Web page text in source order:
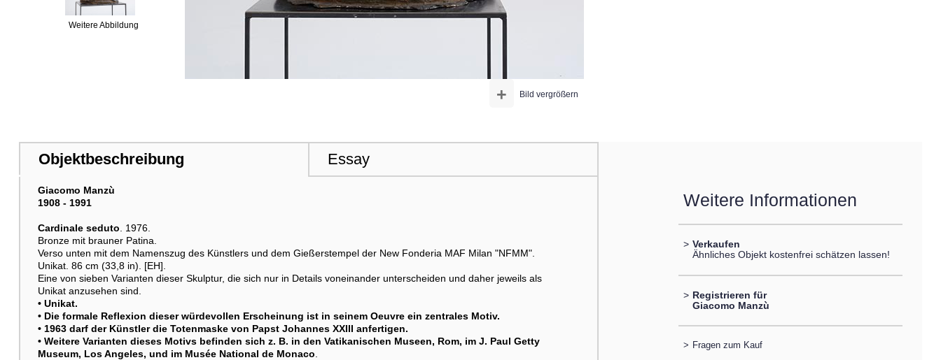
Weitere Abbildung
Bild vergrößern
+
Objektbeschreibung Essay
Giacomo Manzù
1908 - 1991
Cardinale seduto . 1976.
Bronze mit brauner Patina.
Verso unten mit dem Namenszug des Künstlers und dem Gießerstempel der New Fonderia MAF Milan "NFMM".
Unikat. 86 cm (33,8 in). [EH].
Eine von sieben Varianten dieser Skulptur, die sich nur in Details voneinander unterscheiden und daher jeweils als
Unikat anzusehen sind.
• Unikat.
• Die formale Reflexion dieser würdevollen Erscheinung ist in seinem Oeuvre ein zentrales Motiv.
• 1963 darf der Künstler die Totenmaske von Papst Johannes XXIII anfertigen.
• Weitere Varianten dieses Motivs befinden sich z. B. in den Vatikanischen Museen, Rom, im J. Paul Getty
Museum, Los Angeles, und im Musée National de Monaco
Weitere Informationen
> Verkaufen
Ähnliches Objekt kostenfrei schätzen lassen!
> Registrieren für
Giacomo Manzù
> Fragen zum Kauf